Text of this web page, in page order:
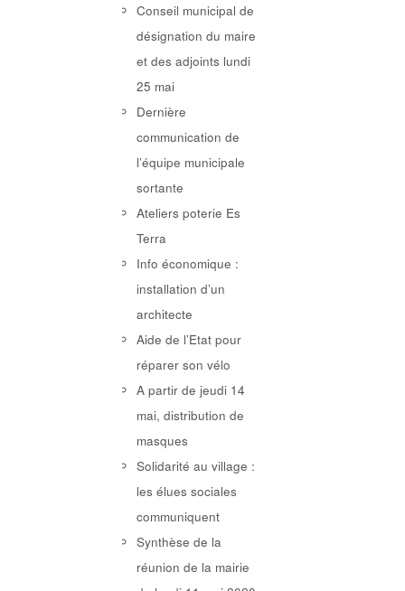
Conseil municipal de
désignation du maire
et des adjoints lundi
25 mai
Dernière
communication de
l’équipe municipale
sortante
Ateliers poterie Es
Terra
Info économique :
installation d’un
architecte
Aide de l’Etat pour
réparer son vélo
A partir de jeudi 14
mai, distribution de
masques
Solidarité au village :
les élues sociales
communiquent
Synthèse de la
réunion de la mairie